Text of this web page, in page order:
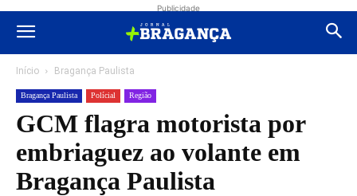
Publicidade
Início Bragança Paulista
Bragança Paulista Polícial Região
GCM flagra motorista por
embriaguez ao volante em
Bragança Paulista